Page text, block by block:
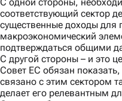
С одной стороны,
соответствующий сектор
существенные доходы для
макроэкономический
подтверждаться общими
С другой стороны – и это
Совет ЕС обязан
связано с этим сектором
делает его релевантным